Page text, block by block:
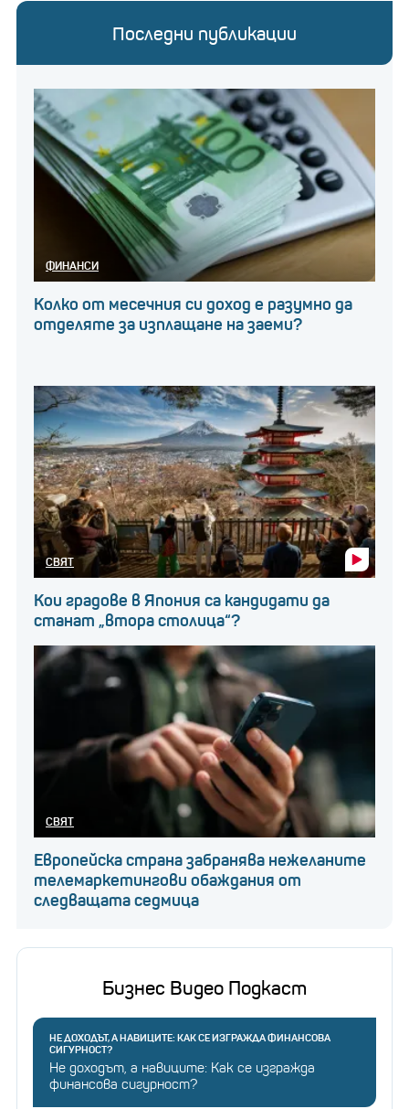
Последни публикации
ФИНАНСИ
Колко от месечния си доход е разумно да
отделяте за изплащане на заеми?
СВЯТ
Кои градове в Япония са кандидати да
станат „втора столица“?
СВЯТ
Европейска страна забранява нежеланите
телемаркетингови обаждания от
следващата седмица
Бизнес Видео Подкаст
НЕ ДОХОДЪТ, А НАВИЦИТЕ: КАК СЕ ИЗГРАЖДА ФИНАНСОВА
СИГУРНОСТ?
Не доходът, а навиците: Как се изгражда
финансова сигурност?